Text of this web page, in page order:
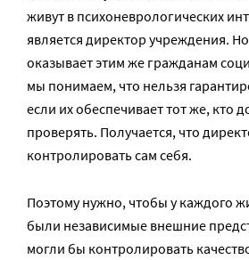
живут в психоневрологических
является директор учреждения.
оказывает этим же гражданам
мы понимаем, что нельзя
если их обеспечивает тот же, кто
проверять. Получается, что
контролировать сам себя.
Поэтому нужно, чтобы у каждого
были независимые внешние
могли бы контролировать